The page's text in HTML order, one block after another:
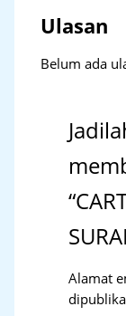
Ulasan
Belum ada
Alamat